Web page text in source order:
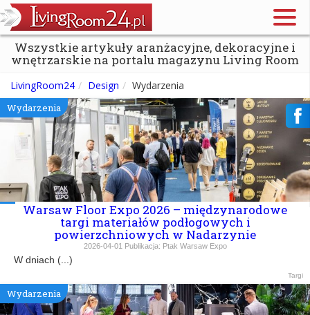
Wszystkie artykuły aranżacyjne, dekoracyjne i
wnętrzarskie na portalu magazynu Living Room
LivingRoom24 Design Wydarzenia
Wydarzenia
Warsaw Floor Expo 2026 – międzynarodowe
targi materiałów podłogowych i
powierzchniowych w Nadarzynie
2026-04-01 Publikacja: Ptak Warsaw Expo
W dniach (...)
Targi
Wydarzenia